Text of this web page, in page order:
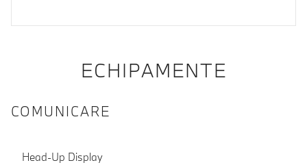
ECHIPAMENTE
COMUNICARE
Head-Up Display